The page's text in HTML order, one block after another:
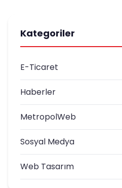
Kategoriler
E-Ticaret
Haberler
MetropolWeb
Sosyal Medya
Web Tasarım